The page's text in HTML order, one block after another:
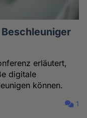
erläutert,
digitale
können.
1